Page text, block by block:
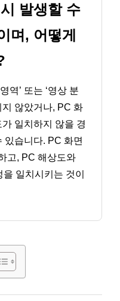
발생할 수
며, 어떻게
역’ 또는 ‘영상 분
지 않았거나, PC 화
일치하지 않을 경
있습니다. PC 화면
고, PC 해상도와
일치시키는 것이